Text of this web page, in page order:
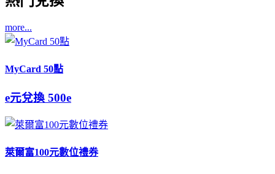
more...
MyCard 50點
e元兌換 500e
萊爾富100元數位禮券